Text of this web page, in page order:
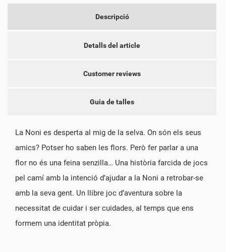
Descripció
Detalls del article
Customer reviews
Guia de talles
La Noni es desperta al mig de la selva. On són els seus
amics? Potser ho saben les flors. Però fer parlar a una
flor no és una feina senzilla… Una història farcida de jocs
pel camí amb la intenció d’ajudar a la Noni a retrobar-se
amb la seva gent. Un llibre joc d’aventura sobre la
necessitat de cuidar i ser cuidades, al temps que ens
formem una identitat pròpia.